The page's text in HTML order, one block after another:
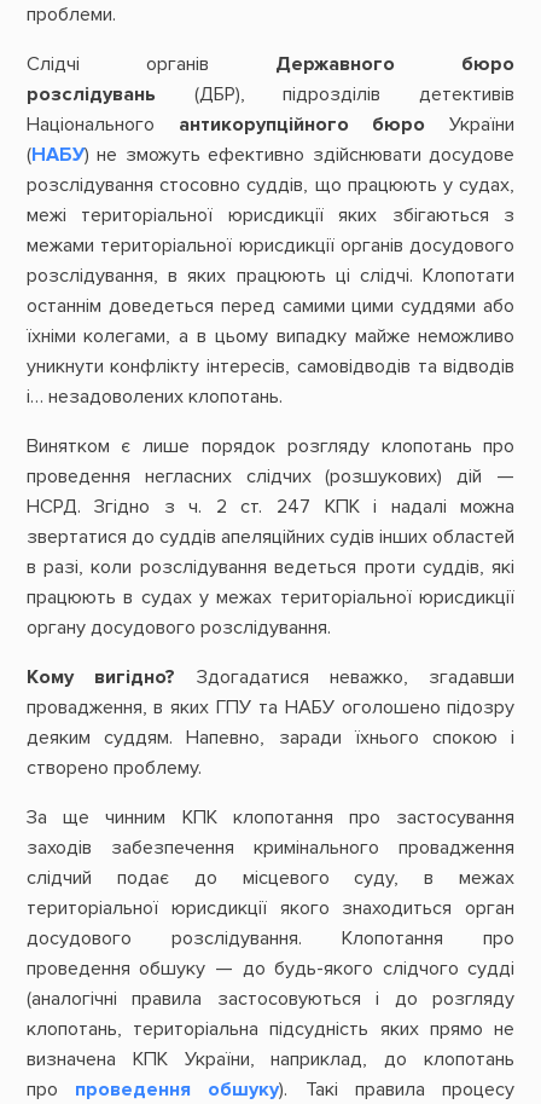
проблеми.
Слідчі органів Державного бюро
розслідувань (ДБР), підрозділів детективів
Національного антикорупційного бюро України
(НАБУ) не зможуть ефективно здійснювати досудове
розслідування стосовно суддів, що працюють у судах,
межі територіальної юрисдикції яких збігаються з
межами територіальної юрисдикції органів досудового
розслідування, в яких працюють ці слідчі. Клопотати
останнім доведеться перед самими цими суддями або
їхніми колегами, а в цьому випадку майже неможливо
уникнути конфлікту інтересів, самовідводів та відводів
і… незадоволених клопотань.
Винятком є лише порядок розгляду клопотань про
проведення негласних слідчих (розшукових) дій —
НСРД. Згідно з ч. 2 ст. 247 КПК і надалі можна
звертатися до суддів апеляційних судів інших областей
в разі, коли розслідування ведеться проти суддів, які
працюють в судах у межах територіальної юрисдикції
органу досудового розслідування.
Кому вигідно? Здогадатися неважко, згадавши
провадження, в яких ГПУ та НАБУ оголошено підозру
деяким суддям. Напевно, заради їхнього спокою і
створено проблему.
За ще чинним КПК клопотання про застосування
заходів забезпечення кримінального провадження
слідчий подає до місцевого суду, в межах
територіальної юрисдикції якого знаходиться орган
досудового розслідування. Клопотання про
проведення обшуку — до будь-якого слідчого судді
(аналогічні правила застосовуються і до розгляду
клопотань, територіальна підсудність яких прямо не
визначена КПК України, наприклад, до клопотань
про проведення обшуку). Такі правила процесу